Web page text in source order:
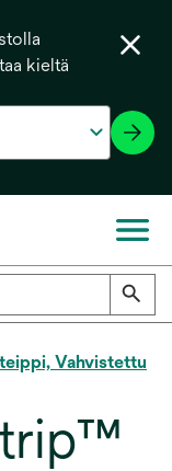
kieltä
Vahvistettu